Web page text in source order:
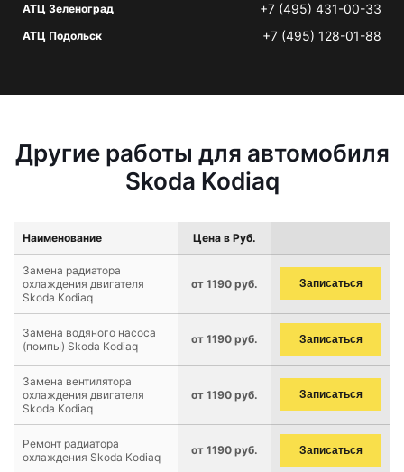
АТЦ Зеленоград +7 (495) 431-00-33
АТЦ Подольск +7 (495) 128-01-88
Другие работы для автомобиля
Skoda Kodiaq
Наименование Цена в Руб.
Замена радиатора
охлаждения двигателя
Skoda Kodiaq
от 1190 руб. Записаться
Замена водяного насоса
(помпы) Skoda Kodiaq
от 1190 руб. Записаться
Замена вентилятора
охлаждения двигателя
Skoda Kodiaq
от 1190 руб. Записаться
Ремонт радиатора
охлаждения Skoda Kodiaq
от 1190 руб. Записаться